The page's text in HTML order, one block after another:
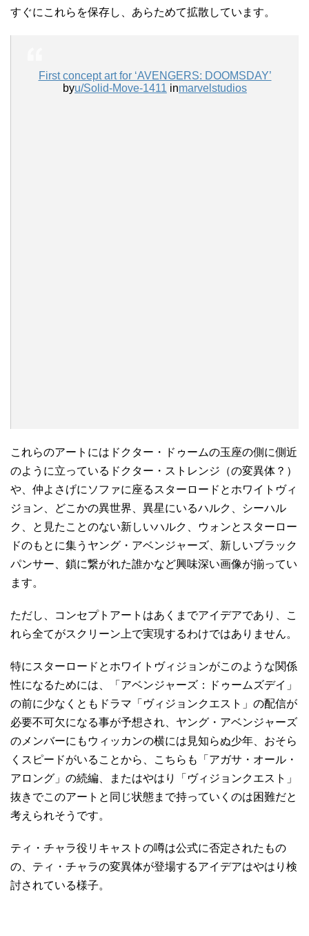
すぐにこれらを保存し、あらためて拡散しています。
First concept art for ‘AVENGERS: DOOMSDAY’
byu/Solid-Move-1411 inmarvelstudios
これらのアートにはドクター・ドゥームの玉座の側に側近
のように立っているドクター・ストレンジ（の変異体？）
や、仲よさげにソファに座るスターロードとホワイトヴィ
ジョン、どこかの異世界、異星にいるハルク、シーハル
ク、と見たことのない新しいハルク、ウォンとスターロー
ドのもとに集うヤング・アベンジャーズ、新しいブラック
パンサー、鎖に繋がれた誰かなど興味深い画像が揃ってい
ます。
ただし、コンセプトアートはあくまでアイデアであり、こ
れら全てがスクリーン上で実現するわけではありません。
特にスターロードとホワイトヴィジョンがこのような関係
性になるためには、「アベンジャーズ：ドゥームズデイ」
の前に少なくともドラマ「ヴィジョンクエスト」の配信が
必要不可欠になる事が予想され、ヤング・アベンジャーズ
のメンバーにもウィッカンの横には見知らぬ少年、おそら
くスピードがいることから、こちらも「アガサ・オール・
アロング」の続編、またはやはり「ヴィジョンクエスト」
抜きでこのアートと同じ状態まで持っていくのは困難だと
考えられそうです。
ティ・チャラ役リキャストの噂は公式に否定されたもの
の、ティ・チャラの変異体が登場するアイデアはやはり検
討されている様子。